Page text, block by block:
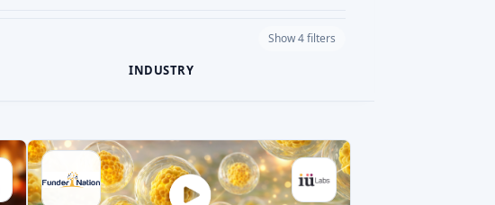
Show 4 filters
INDUSTRY